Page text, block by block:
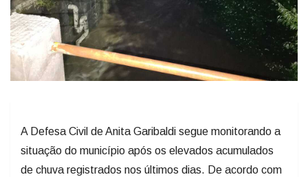
A Defesa Civil de Anita Garibaldi segue monitorando a
situação do município após os elevados acumulados
de chuva registrados nos últimos dias. De acordo com